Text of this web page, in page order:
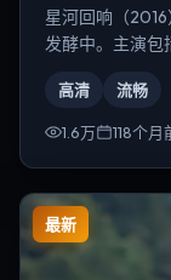
星河回响（
发酵中。主演包
高清 流畅
1.6万 118个月
最新